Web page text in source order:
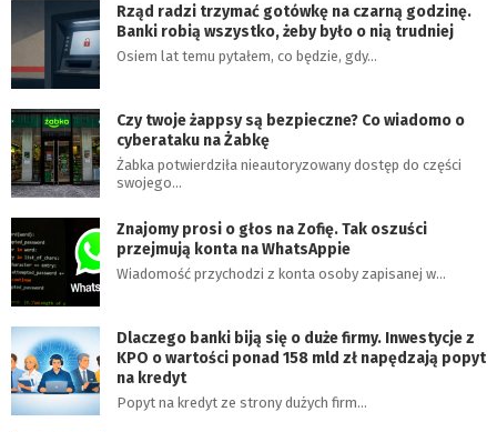
Rząd radzi trzymać gotówkę na czarną godzinę.
Banki robią wszystko, żeby było o nią trudniej
Osiem lat temu pytałem, co będzie, gdy…
Czy twoje żappsy są bezpieczne? Co wiadomo o
cyberataku na Żabkę
Żabka potwierdziła nieautoryzowany dostęp do części
swojego…
Znajomy prosi o głos na Zofię. Tak oszuści
przejmują konta na WhatsAppie
Wiadomość przychodzi z konta osoby zapisanej w…
Dlaczego banki biją się o duże firmy. Inwestycje z
KPO o wartości ponad 158 mld zł napędzają popyt
na kredyt
Popyt na kredyt ze strony dużych firm…